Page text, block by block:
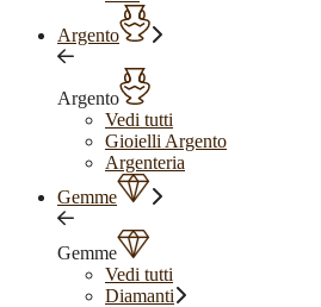
Argento
Argento
Vedi tutti
Gioielli Argento
Argenteria
Gemme
Gemme
Vedi tutti
Diamanti